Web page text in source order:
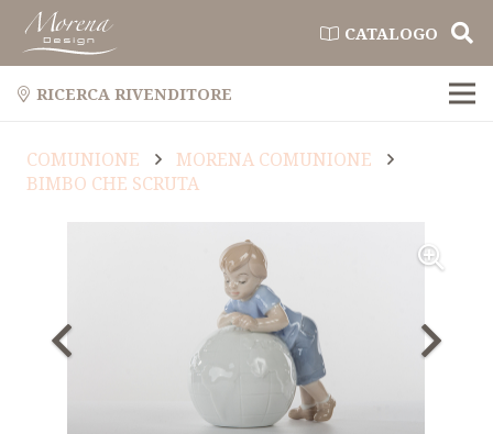
CATALOGO
RICERCA RIVENDITORE
COMUNIONE
MORENA COMUNIONE
BIMBO CHE SCRUTA